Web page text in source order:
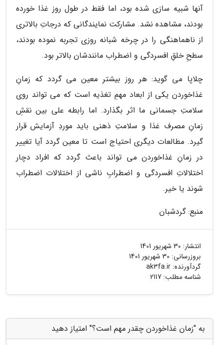
آنها شبیه سازی شده بود، اما فقط در طول روز غذا خورده
بودند، مشاهده نشد. مشارکت نمایندگانی که درجاتِ بالاتری
از ناهماهنگی را در چرخه شبانه روزی تجربه نموده بودند،
سطحِ خلقِ افسردگی و اضطراب مانندشان بالاتر بود.
چلاپا می گوید: هر روز بیشتر معین می گردد که زمانِ
غذاخوردن یکی از ابعاد مهمِ تغذیه است که می تواند روی
سلامتِ جسمانی ما اثر بگذارد. اما رابطه علی بین نقشِ
زمانِ مصرف غذا و سلامتِ ذهنی باید موردِ آزمایش قرار
گیرد. مطالعات دیگری احتیاج است تا معین گردد آیا تغییر
در زمانِ غذاخوردن می تواند باعث گردد که افراد دچار
اختلالاتِ افسردگی و اضطرابِ ناشی از اختلالات اضطراب
شوند یا خیر.
منبع: گردشبان
انتشار: 30 شهریور 1401
بروزرسانی: 30 شهریور 1401
گردآورنده: ak3fa.ir
شناسه مطلب: 2117
به "زمان غذاخوردن چقدر مهم است؟" امتیاز دهید